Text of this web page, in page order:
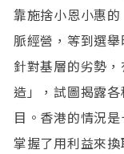
靠施捨小恩小惠
脈經營，等到選
針對基層的劣勢
造」，試圖揭露
目。香港的情況
掌握了用利益來